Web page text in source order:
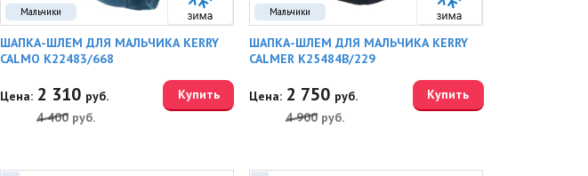
Мальчики
ШАПКА-ШЛЕМ ДЛЯ МАЛЬЧИКА KERRY
CALMO K22483/668
Цена:2 310 руб.
4 400 руб.
Купить
Мальчики
ШАПКА-ШЛЕМ ДЛЯ МАЛЬЧИКА KERRY
CALMER K25484B/229
Цена: 2 750 руб.
4 900 руб.
Купить